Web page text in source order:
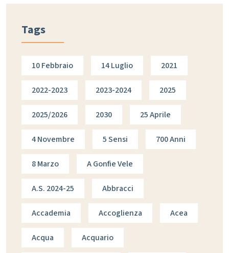
Tags
10 Febbraio 14 Luglio 2021
2022-2023 2023-2024 2025
2025/2026 2030 25 Aprile
4 Novembre 5 Sensi 700 Anni
8 Marzo A Gonfie Vele
A.s. 2024-25 Abbracci
Accademia Accoglienza Acea
Acqua Acquario